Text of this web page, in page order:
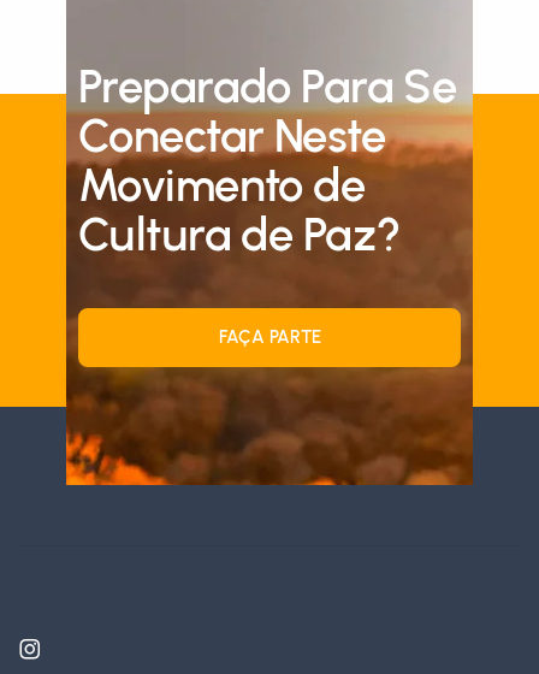
Preparado Para Se
Conectar Neste
Movimento de
Cultura de Paz?
FAÇA PARTE